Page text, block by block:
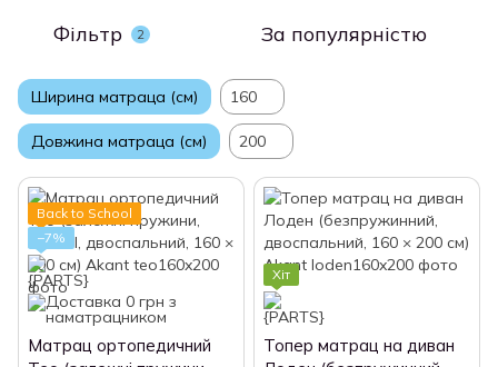
Фільтр 2 За популярністю
Ширина матраца (см) 160
Довжина матраца (см) 200
Back to School
−7%
Матрац ортопедичний
Хіт
Топер матрац на диван